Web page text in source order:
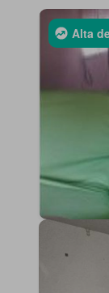
Alta